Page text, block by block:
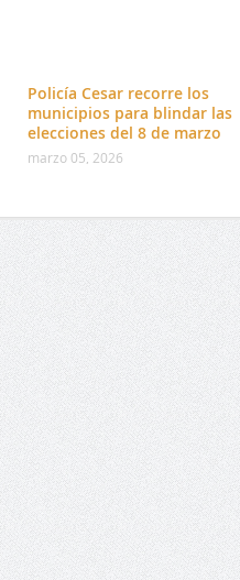
Policía Cesar recorre los
municipios para blindar las
elecciones del 8 de marzo
marzo 05, 2026